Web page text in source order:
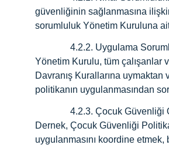
güvenliğinin sağlanmasına
sorumluluk Yönetim Kuruluna
Yönetim Kurulu, tüm çalışanlar
Davranış Kurallarına uymaktan
politikanın uygulanmasından
Dernek, Çocuk Güvenliği
uygulanmasını koordine etmek,